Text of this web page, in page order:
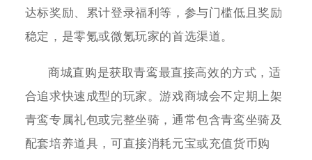
达标奖励、累计登录福利等，参与门槛低且奖励
稳定，是零氪或微氪玩家的首选渠道。
商城直购是获取青鸾最直接高效的方式，适
合追求快速成型的玩家。游戏商城会不定期上架
青鸾专属礼包或完整坐骑，通常包含青鸾坐骑及
配套培养道具，可直接消耗元宝或充值货币购